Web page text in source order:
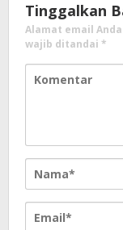
Tinggalkan
Alamat email
wajib ditandai *